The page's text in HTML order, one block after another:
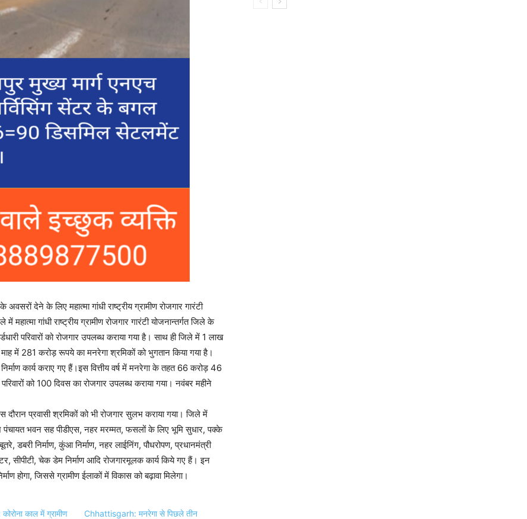
देने के लिए महात्मा गांधी राष्ट्रीय ग्रामीण रोजगार गारंटी
गांधी राष्ट्रीय ग्रामीण रोजगार गारंटी योजनान्तर्गत जिले के
परिवारों को रोजगार उपलब्ध कराया गया है। साथ ही जिले में 1 लाख
में 281 करोड़ रूपये का मनरेगा श्रमिकों को भुगतान किया गया है।
कार्य कराए गए हैं।इस वित्तीय वर्ष में मनरेगा के तहत 66 करोड़ 46
को 100 दिवस का रोजगार उपलब्ध कराया गया। नवंबर महीने
प्रवासी श्रमिकों को भी रोजगार सुलभ कराया गया। जिले में
पंचायत भवन सह पीडीएस, नहर मरम्मत, फसलों के लिए भूमि सुधार, पक्के
निर्माण, कुंआ निर्माण, नहर लाईनिंग, पौधरोपण, प्रधानमंत्री
सीपीटी, चेक डेम निर्माण आदि रोजगारमूलक कार्य किये गए हैं। इन
होगा, जिससे ग्रामीण ईलाकों में विकास को बढ़ावा मिलेगा।
काल में ग्रामीण
Chhattisgarh: मनरेगा से पिछले तीन